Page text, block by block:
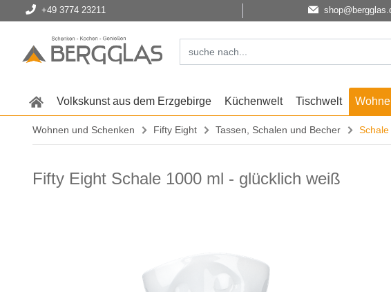
+49 3774 23211
Volkskunst aus dem Erzgebirge Küchenwelt Tischwelt
Wohnen und Schenken Fifty Eight Tassen, Schalen und Becher
Fifty Eight Schale 1000 ml - glücklich weiß